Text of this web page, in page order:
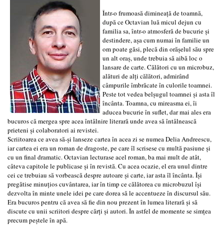
Într-o frumoasă dimineață de toamnă,
după ce Octavian luă micul dejun cu
familia sa, într-o atmosferă de bucurie și
destindere, așa cum numai în familie un
om poate găsi, plecă din orășelul său spre
un alt oraș, unde trebuia să aibă loc o
lansare de carte. Călători cu un microbuz,
alături de alți călători, admirând
câmpurile îmbrăcate în culorile toamnei.
Peste tot vedea belșugul toamnei și asta îl
încânta. Toamna, cu mireasma ei, îi
aducea bucurie în suflet, dar mai ales era
bucuros că mergea spre acea întâlnire literară unde avea să întâlnească
prieteni și colaboratori ai revistei.
Scriitoarea ce avea să-și lanseze cartea în acea zi se numea Delia Andreescu,
iar cartea ei era un roman de dragoste, pe care îl scrisese cu multă pasiune și
cu un final dramatic. Octavian lecturase acel roman, ba mai mult de atât,
câteva capitole le publicase și în revistă. Cu acea ocazie, el era unul dintre
cei ce trebuiau să vorbească despre autoare și carte, iar asta îl încânta. Își
pregătise minuțios cuvântarea, iar în timp ce călătorea cu microbuzul își
dezvolta în minte unele idei pe care dorea să le accentueze în discursul său.
Era bucuros pentru că avea să fie din nou prezent în lumea literară și să
discute cu unii scriitori despre cărți și autori. În astfel de momente se simțea
precum peștele în apă.